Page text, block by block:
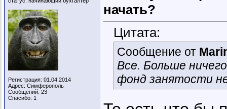
Регистрация: 01.04.2014
Адрес: Симферополь
Сообщений: 23
Спасибо: 1
начать?
Цитата:
Сообщение от
Все. Больше
фонд занятости